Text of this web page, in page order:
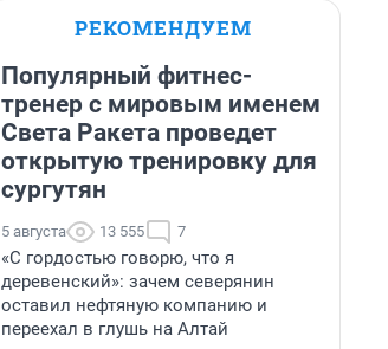
РЕКОМЕНДУЕМ
Популярный фитнес-
тренер с мировым именем
Света Ракета проведет
открытую тренировку для
сургутян
5 августа 13 555 7
«С гордостью говорю, что я
деревенский»: зачем северянин
оставил нефтяную компанию и
переехал в глушь на Алтай